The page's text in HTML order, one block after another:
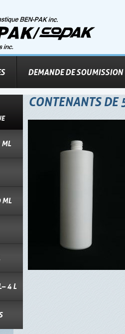
DEMANDE DE SOUMISSION
ML
4 L
CONTENANTS DE